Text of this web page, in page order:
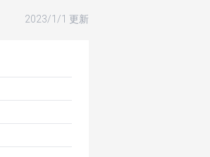
2023/1/1 更新